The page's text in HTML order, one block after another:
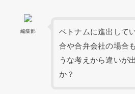
編集部
ベトナムに進出して
合や合弁会社の場合
うな考えから違いが
か？